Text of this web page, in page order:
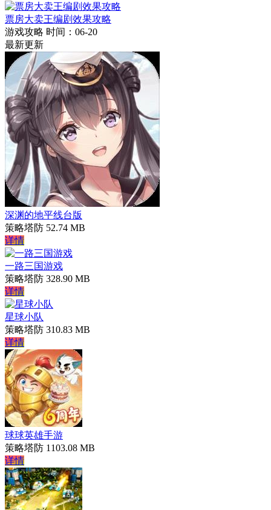
票房大卖王编剧效果攻略
游戏攻略 时间：06-20
最新更新
深渊的地平线台版
策略塔防 52.74 MB
详情
一路三国游戏
策略塔防 328.90 MB
详情
星球小队
策略塔防 310.83 MB
详情
球球英雄手游
策略塔防 1103.08 MB
详情